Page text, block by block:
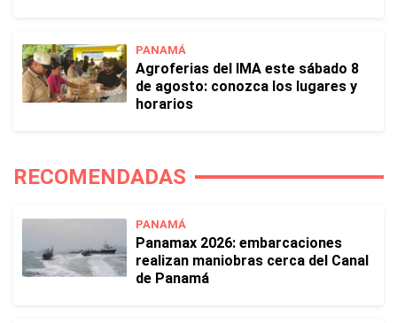
PANAMÁ
Agroferias del IMA este sábado 8
de agosto: conozca los lugares y
horarios
RECOMENDADAS
PANAMÁ
Panamax 2026: embarcaciones
realizan maniobras cerca del Canal
de Panamá